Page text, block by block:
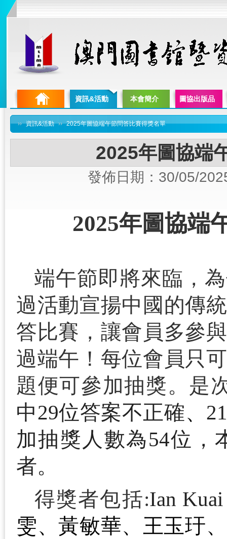
資訊&活動 本會簡介 圖協出版品
›› 資訊&活動 ›› 2025年圖協端午節問答比賽得獎名單
2025年圖協端
發佈日期：30/05/
2025年圖協端
端午節即將來臨，
過活動宣揚中國的傳
答比賽 ， 讓會員多參
過端午！每位會員只
題便可參加抽獎。 是
中29位答案不正確、
加抽獎 人數為54位，
者。
得獎者包括:Ian
雯、黃敏華、王玉玗